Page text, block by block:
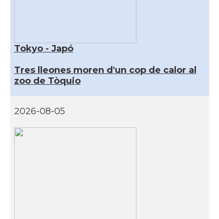
Tokyo - Japó
Tres lleones moren d'un cop de calor al
zoo de Tòquio
2026-08-05